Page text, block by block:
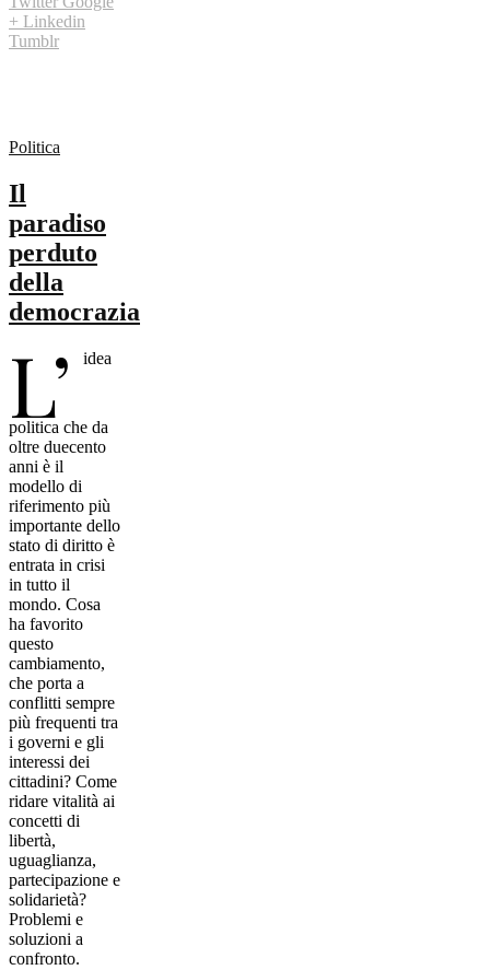
+ Linkedin
Tumblr
Politica
Il
paradiso
perduto
della
democrazia
L’ idea
politica che da
oltre duecento
anni è il
modello di
riferimento più
importante dello
stato di diritto è
entrata in crisi
in tutto il
mondo. Cosa
ha favorito
questo
cambiamento,
che porta a
conflitti sempre
più frequenti tra
i governi e gli
interessi dei
cittadini? Come
ridare vitalità ai
concetti di
libertà,
uguaglianza,
partecipazione e
solidarietà?
Problemi e
soluzioni a
confronto.